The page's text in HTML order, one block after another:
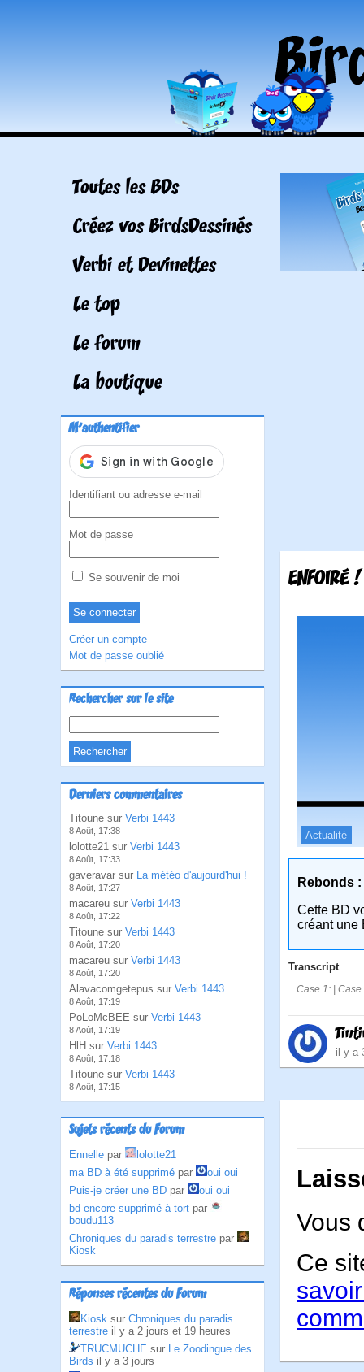
Toutes les BDs
Créez vos BirdsDessinés
Verbi et Devinettes
Le top
Le forum
La boutique
M'authentifier
Identifiant ou adresse e-mail
Mot de passe
Se souvenir de moi
Créer un compte
Mot de passe oublié
Rechercher sur le site
Derniers commentaires
Titoune sur Verbi 1443
8 Août, 17:38
lolotte21 sur Verbi 1443
8 Août, 17:33
gaveravar sur La météo d'aujourd'hui !
8 Août, 17:27
macareu sur Verbi 1443
8 Août, 17:22
Titoune sur Verbi 1443
8 Août, 17:20
macareu sur Verbi 1443
8 Août, 17:20
Alavacomgetepus sur Verbi 1443
8 Août, 17:19
PoLoMcBEE sur Verbi 1443
8 Août, 17:19
HlH sur Verbi 1443
8 Août, 17:18
Titoune sur Verbi 1443
8 Août, 17:15
Sujets récents du Forum
Ennelle par
lolotte21
ma BD à été supprimé par
oui oui
Puis-je créer une BD par
oui oui
bd encore supprimé à tort par
boudu113
Chroniques du paradis terrestre par
Kiosk
Réponses récentes du Forum
Kiosk sur Chroniques du paradis
terrestre il y a 2 jours et 19 heures
TRUCMUCHE sur Le Zoodingue des
Birds il y a 3 jours
ENFOIRÉ !
Actualité
Rebonds :
Cette BD
créant une
Transcript
Case 1: |
il y a
Vous
Ce